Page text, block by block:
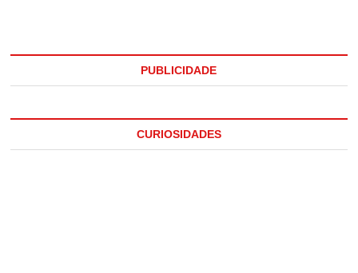
PUBLICIDADE
CURIOSIDADES